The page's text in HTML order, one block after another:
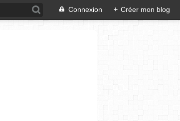
Connexion + Créer mon blog